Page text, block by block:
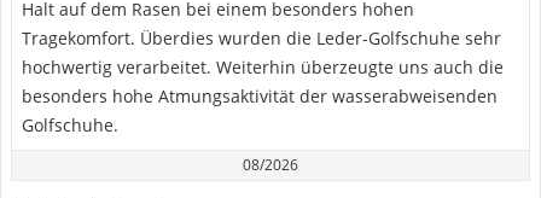
Halt auf dem Rasen bei einem besonders hohen
Tragekomfort. Überdies wurden die Leder-Golfschuhe sehr
hochwertig verarbeitet. Weiterhin überzeugte uns auch die
besonders hohe Atmungsaktivität der wasserabweisenden
Golfschuhe.
08/2026